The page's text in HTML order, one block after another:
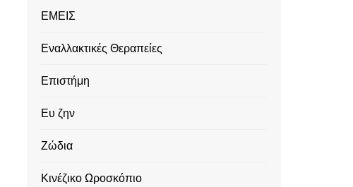
ΕΜΕΙΣ
Εναλλακτικές Θεραπείες
Επιστήμη
Ευ ζην
Ζώδια
Κινέζικο Ωροσκόπιο